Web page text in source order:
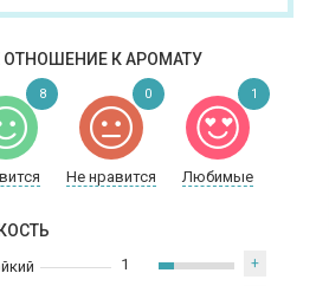
ОТНОШЕНИЕ К АРОМАТУ
Не нравится Любимые
8 0 1
1 +